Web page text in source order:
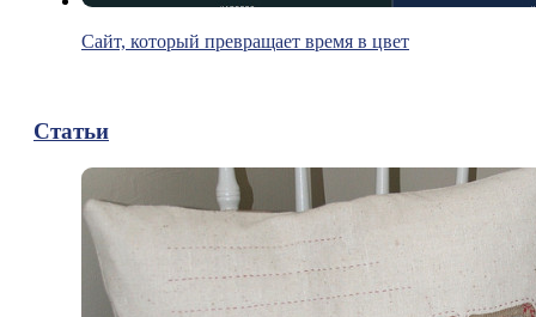
Сайт, который превращает время в цвет
Статьи